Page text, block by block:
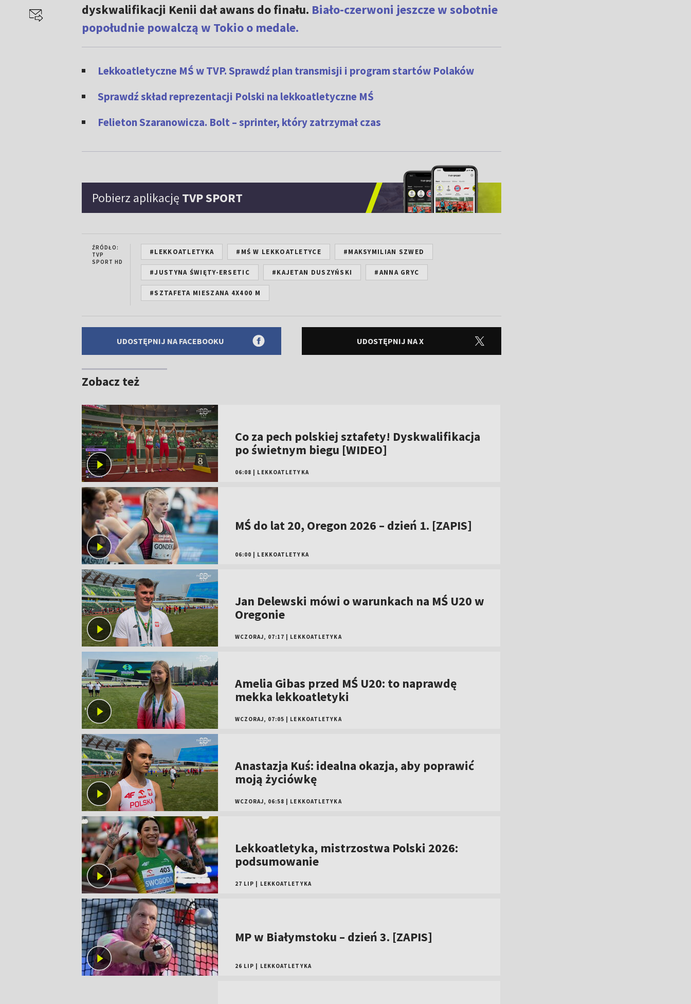
dyskwalifikacji Kenii dał awans do finału. Biało-czerwoni jeszcze w sobotnie
popołudnie powalczą w Tokio o medale.
Lekkoatletyczne MŚ w TVP. Sprawdź plan transmisji i program startów Polaków
Sprawdź skład reprezentacji Polski na lekkoatletyczne MŚ
Felieton Szaranowicza. Bolt – sprinter, który zatrzymał czas
Pobierz aplikację TVP SPORT
ŹRÓDŁO:
TVP
SPORT HD
#LEKKOATLETYKA #MŚ W LEKKOATLETYCE #MAKSYMILIAN SZWED
#JUSTYNA ŚWIĘTY-ERSETIC #KAJETAN DUSZYŃSKI #ANNA GRYC
#SZTAFETA MIESZANA 4X400 M
UDOSTĘPNIJ NA FACEBOOKU UDOSTĘPNIJ NA X
Zobacz też
Co za pech polskiej sztafety! Dyskwalifikacja
po świetnym biegu [WIDEO]
06:08 LEKKOATLETYKA
MŚ do lat 20, Oregon 2026 – dzień 1. [ZAPIS]
06:00 LEKKOATLETYKA
Jan Delewski mówi o warunkach na MŚ U20 w
Oregonie
WCZORAJ, 07:17 LEKKOATLETYKA
Amelia Gibas przed MŚ U20: to naprawdę
mekka lekkoatletyki
WCZORAJ, 07:05 LEKKOATLETYKA
Anastazja Kuś: idealna okazja, aby poprawić
moją życiówkę
WCZORAJ, 06:58 LEKKOATLETYKA
Lekkoatletyka, mistrzostwa Polski 2026:
podsumowanie
27 LIP LEKKOATLETYKA
MP w Białymstoku – dzień 3. [ZAPIS]
26 LIP LEKKOATLETYKA